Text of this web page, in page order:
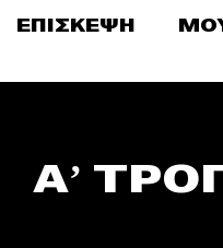
ΕΠΙΣΚΕΨΗ
Α’